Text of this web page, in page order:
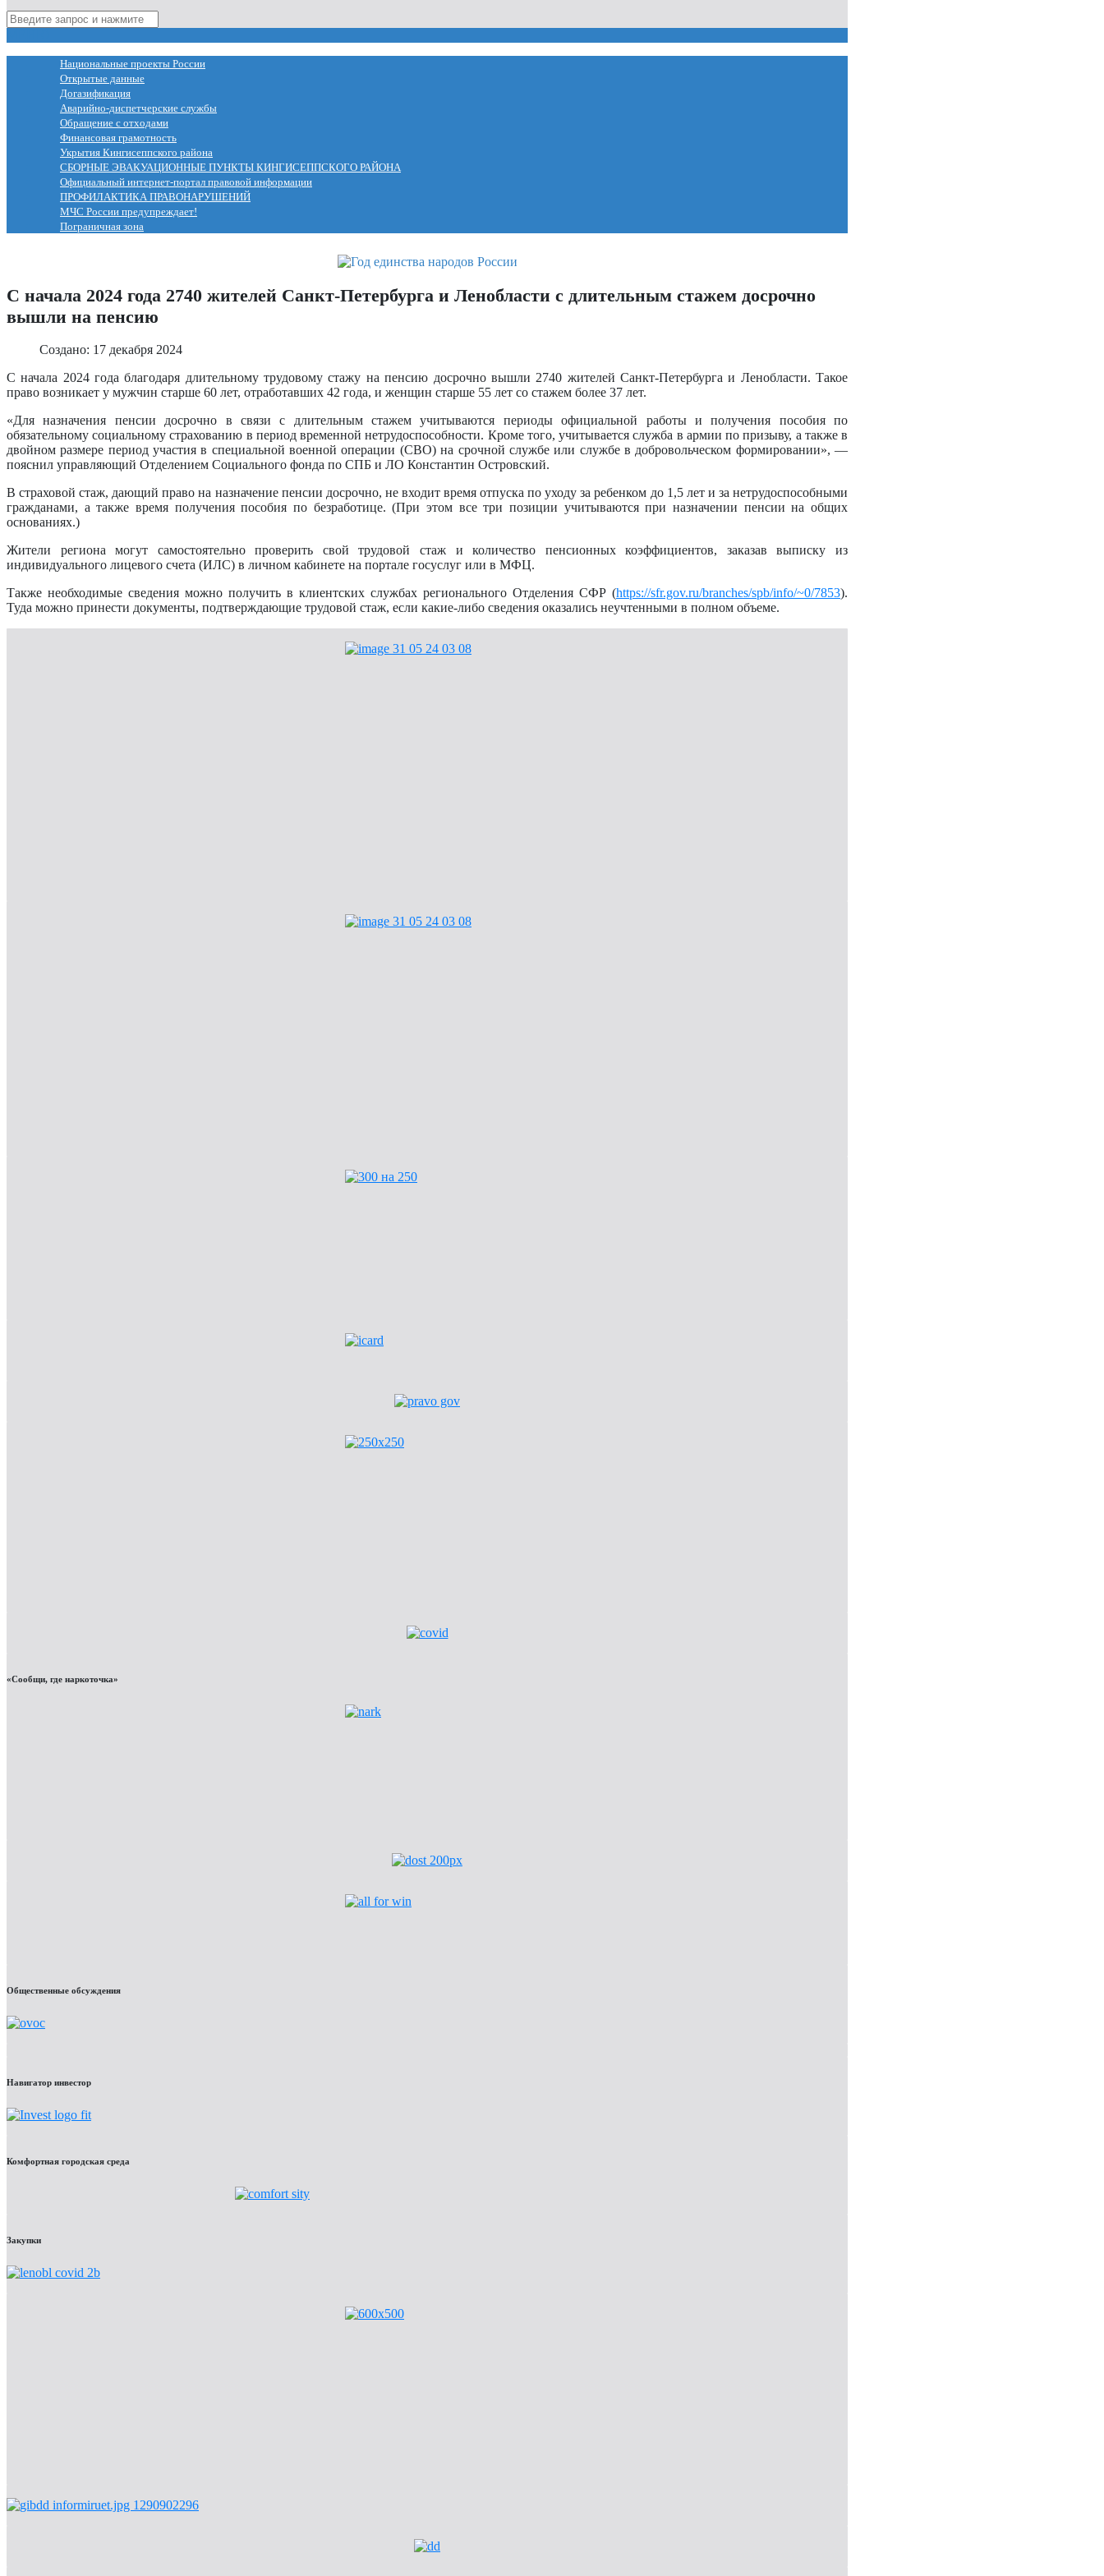
Национальные проекты России
Открытые данные
Догазификация
Аварийно-диспетчерские службы
Обращение с отходами
Финансовая грамотность
Укрытия Кингисеппского района
СБОРНЫЕ ЭВАКУАЦИОННЫЕ ПУНКТЫ КИНГИСЕППСКОГО РАЙОНА
Официальный интернет-портал правовой информации
ПРОФИЛАКТИКА ПРАВОНАРУШЕНИЙ
МЧС России предупреждает!
Пограничная зона
С начала 2024 года 2740 жителей Санкт-Петербурга и Ленобласти с длительным стажем досрочно
вышли на пенсию
Создано: 17 декабря 2024
С начала 2024 года благодаря длительному трудовому стажу на пенсию досрочно вышли 2740 жителей Санкт-Петербурга и Ленобласти. Такое
право возникает у мужчин старше 60 лет, отработавших 42 года, и женщин старше 55 лет со стажем более 37 лет.
«Для назначения пенсии досрочно в связи с длительным стажем учитываются периоды официальной работы и получения пособия по
обязательному социальному страхованию в период временной нетрудоспособности. Кроме того, учитывается служба в армии по призыву, а также в
двойном размере период участия в специальной военной операции (СВО) на срочной службе или службе в добровольческом формировании», —
пояснил управляющий Отделением Социального фонда по СПБ и ЛО Константин Островский.
В страховой стаж, дающий право на назначение пенсии досрочно, не входит время отпуска по уходу за ребенком до 1,5 лет и за нетрудоспособными
гражданами, а также время получения пособия по безработице. (При этом все три позиции учитываются при назначении пенсии на общих
основаниях.)
Жители региона могут самостоятельно проверить свой трудовой стаж и количество пенсионных коэффициентов, заказав выписку из
индивидуального лицевого счета (ИЛС) в личном кабинете на портале госуслуг или в МФЦ.
Также необходимые сведения можно получить в клиентских службах регионального Отделения СФР (https://sfr.gov.ru/branches/spb/info/~0/7853).
Туда можно принести документы, подтверждающие трудовой стаж, если какие-либо сведения оказались неучтенными в полном объеме.
«Сообщи, где наркоточка»
Общественные обсуждения
Навигатор инвестор
Комфортная городская среда
Закупки